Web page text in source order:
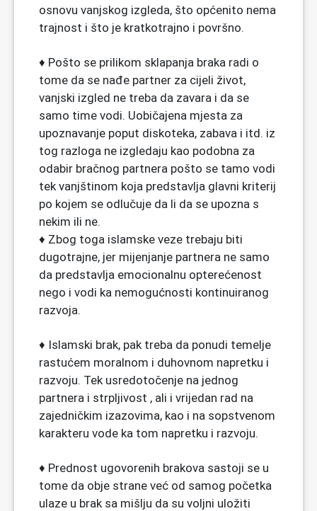
osnovu vanjskog izgleda, što općenito nema
trajnost i što je kratkotrajno i površno.
♦ Pošto se prilikom sklapanja braka radi o
tome da se nađe partner za cijeli život,
vanjski izgled ne treba da zavara i da se
samo time vodi. Uobičajena mjesta za
upoznavanje poput diskoteka, zabava i itd. iz
tog razloga ne izgledaju kao podobna za
odabir bračnog partnera pošto se tamo vodi
tek vanjštinom koja predstavlja glavni kriterij
po kojem se odlučuje da li da se upozna s
nekim ili ne.
♦ Zbog toga islamske veze trebaju biti
dugotrajne, jer mijenjanje partnera ne samo
da predstavlja emocionalnu opterećenost
nego i vodi ka nemogućnosti kontinuiranog
razvoja.
♦ Islamski brak, pak treba da ponudi temelje
rastućem moralnom i duhovnom napretku i
razvoju. Tek usredotočenje na jednog
partnera i strpljivost , ali i vrijedan rad na
zajedničkim izazovima, kao i na sopstvenom
karakteru vode ka tom napretku i razvoju.
♦ Prednost ugovorenih brakova sastoji se u
tome da obje strane već od samog početka
ulaze u brak sa mišlju da su voljni uložiti